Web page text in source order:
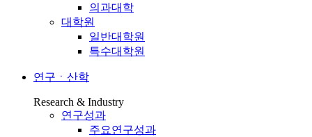
의과대학
대학원
일반대학원
특수대학원
연구ㆍ산학
Research & Industry
연구성과
주요연구성과